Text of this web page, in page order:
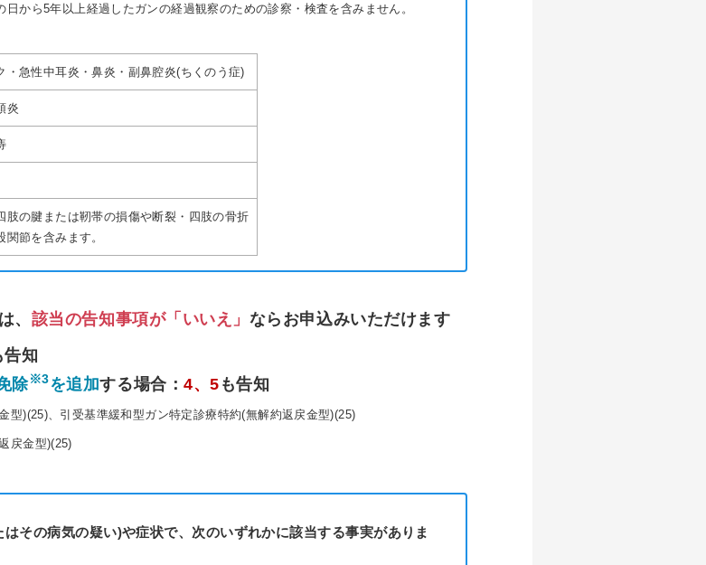
から5年以上経過したガンの経過観察のための診察・検査を含みません。
・急性中耳炎・鼻炎・副鼻腔炎(ちくのう症)
炎
肢の腱または靭帯の損傷や断裂・四肢の骨折
節を含みます。
、 該当の告知事項が「いいえ」 ならお申込みいただけます
告知
除※3を追加する場合：4、5 も告知
)(25)、引受基準緩和型ガン特定診療特約(無解約返戻金型)(25)
戻金型)(25)
その病気の疑い)や症状で、次のいずれかに該当する事実がありま